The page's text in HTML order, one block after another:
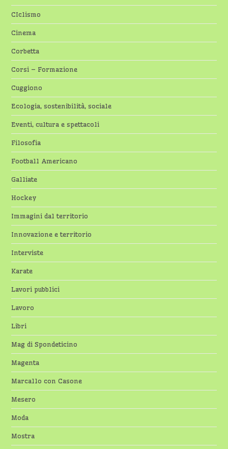
CIclismo
Cinema
Corbetta
Corsi – Formazione
Cuggiono
Ecologia, sostenibilità, sociale
Eventi, cultura e spettacoli
Filosofia
Football Americano
Galliate
Hockey
Immagini dal territorio
Innovazione e territorio
Interviste
Karate
Lavori pubblici
Lavoro
Libri
Mag di Spondeticino
Magenta
Marcallo con Casone
Mesero
Moda
Mostra